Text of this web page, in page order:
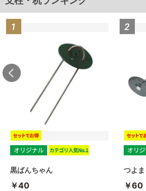
黒ばんちゃん
￥40
つよ
￥60